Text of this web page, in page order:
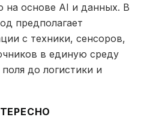
на основе AI и данных. В
предполагает
с техники, сенсоров,
в единую среду
до логистики и